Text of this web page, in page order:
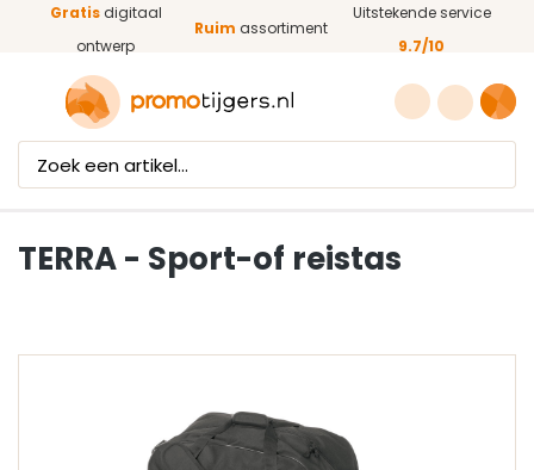
Ga naar de hoofdinhoud
Gratisdigitaal
ontwerp
Ruim assortiment
Uitstekende service
9.7/10
TERRA - Sport-of reistas